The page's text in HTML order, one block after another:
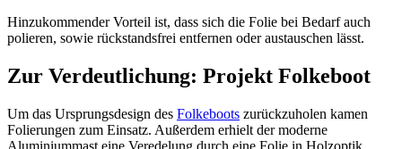
Hinzukommender Vorteil ist, dass sich die Folie bei Bedarf auch
polieren, sowie rückstandsfrei entfernen oder austauschen lässt.
Zur Verdeutlichung: Projekt Folkeboot
Um das Ursprungsdesign des Folkeboots zurückzuholen kamen
Folierungen zum Einsatz. Außerdem erhielt der moderne
Aluminiummast eine Veredelung durch eine Folie in Holzoptik.